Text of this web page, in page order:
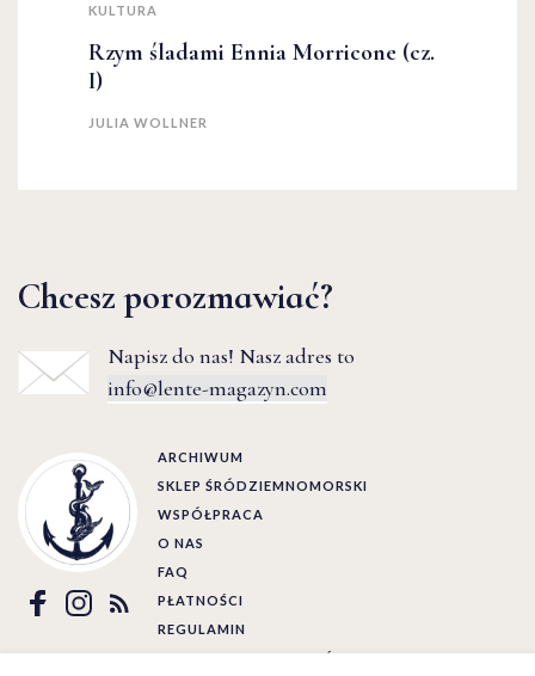
KULTURA
Rzym śladami Ennia Morricone (cz.
I)
JULIA WOLLNER
Chcesz porozmawiać?
Napisz do nas! Nasz adres to
info@lente-magazyn.com
ARCHIWUM
SKLEP ŚRÓDZIEMNOMORSKI
WSPÓŁPRACA
O NAS
FAQ
PŁATNOŚCI
REGULAMIN
POLITYKA PRYWATNOŚCI